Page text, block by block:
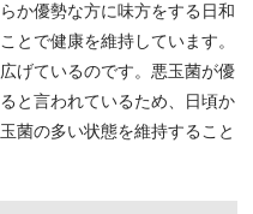
か優勢な方に味方をする日和
とで健康を維持しています。
げているのです。悪玉菌が優
と言われているため、日頃か
菌の多い状態を維持すること